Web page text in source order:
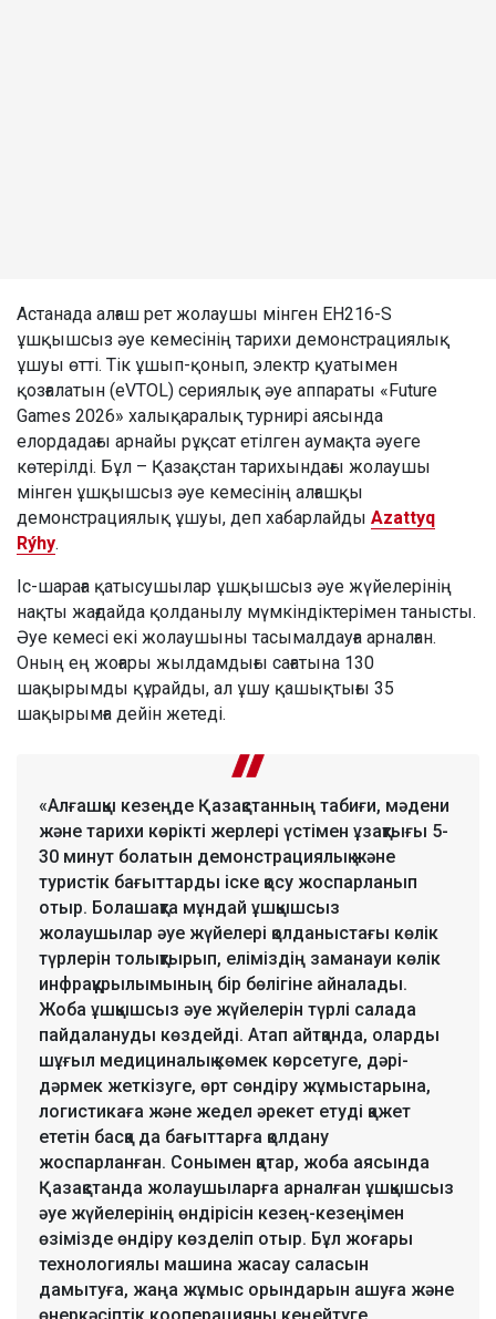
Астанада алғаш рет жолаушы мінген EH216-S
ұшқышсыз әуе кемесінің тарихи демонстрациялық
ұшуы өтті. Тік ұшып-қонып, электр қуатымен
қозғалатын (eVTOL) сериялық әуе аппараты «Future
Games 2026» халықаралық турнирі аясында
елордадағы арнайы рұқсат етілген аумақта әуеге
көтерілді. Бұл – Қазақстан тарихындағы жолаушы
мінген ұшқышсыз әуе кемесінің алғашқы
демонстрациялық ұшуы, деп хабарлайды Azattyq
Rýhy.
Іс-шараға қатысушылар ұшқышсыз әуе жүйелерінің
нақты жағдайда қолданылу мүмкіндіктерімен танысты.
Әуе кемесі екі жолаушыны тасымалдауға арналған.
Оның ең жоғары жылдамдығы сағатына 130
шақырымды құрайды, ал ұшу қашықтығы 35
шақырымға дейін жетеді.
«Алғашқы кезеңде Қазақстанның табиғи, мәдени
және тарихи көрікті жерлері үстімен ұзақтығы 5-
30 минут болатын демонстрациялық және
туристік бағыттарды іске қосу жоспарланып
отыр. Болашақта мұндай ұшқышсыз
жолаушылар әуе жүйелері қолданыстағы көлік
түрлерін толықтырып, еліміздің заманауи көлік
инфрақұрылымының бір бөлігіне айналады.
Жоба ұшқышсыз әуе жүйелерін түрлі салада
пайдалануды көздейді. Атап айтқанда, оларды
шұғыл медициналық көмек көрсетуге, дәрі-
дәрмек жеткізуге, өрт сөндіру жұмыстарына,
логистикаға және жедел әрекет етуді қажет
ететін басқа да бағыттарға қолдану
жоспарланған. Сонымен қатар, жоба аясында
Қазақстанда жолаушыларға арналған ұшқышсыз
әуе жүйелерінің өндірісін кезең-кезеңімен
өзімізде өндіру көзделіп отыр. Бұл жоғары
технологиялы машина жасау саласын
дамытуға, жаңа жұмыс орындарын ашуға және